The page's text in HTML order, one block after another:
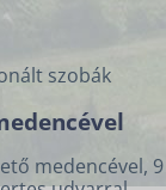
szobák
medencével, 9